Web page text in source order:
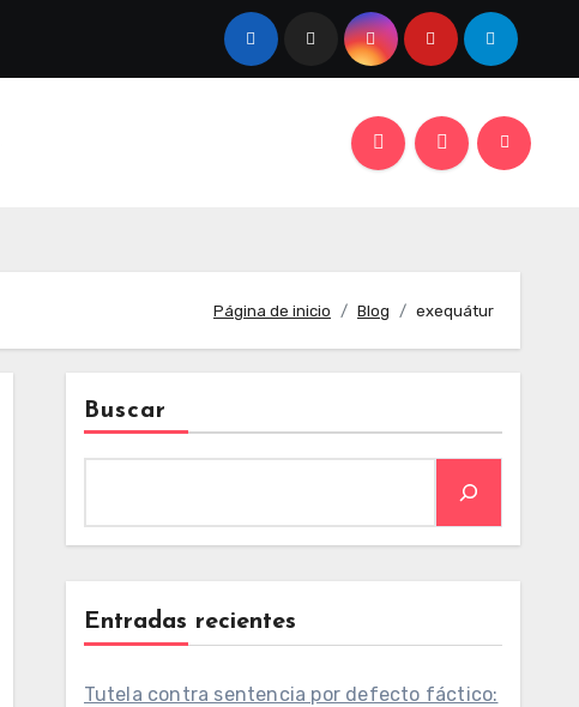
Página de inicio Blog exequátur
Buscar
Entradas recientes
Tutela contra sentencia por defecto fáctico: